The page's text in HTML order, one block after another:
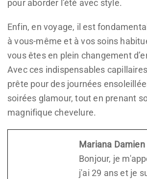
pour aborder l’été avec style.
Enfin, en voyage, il est
à vous-même et à vos soins
vous êtes en plein changement
Avec ces indispensables
prête pour des journées
soirées glamour, tout en prenant
magnifique chevelure.
Mariana Damien
Bonjour, je
j'ai 29 ans et je